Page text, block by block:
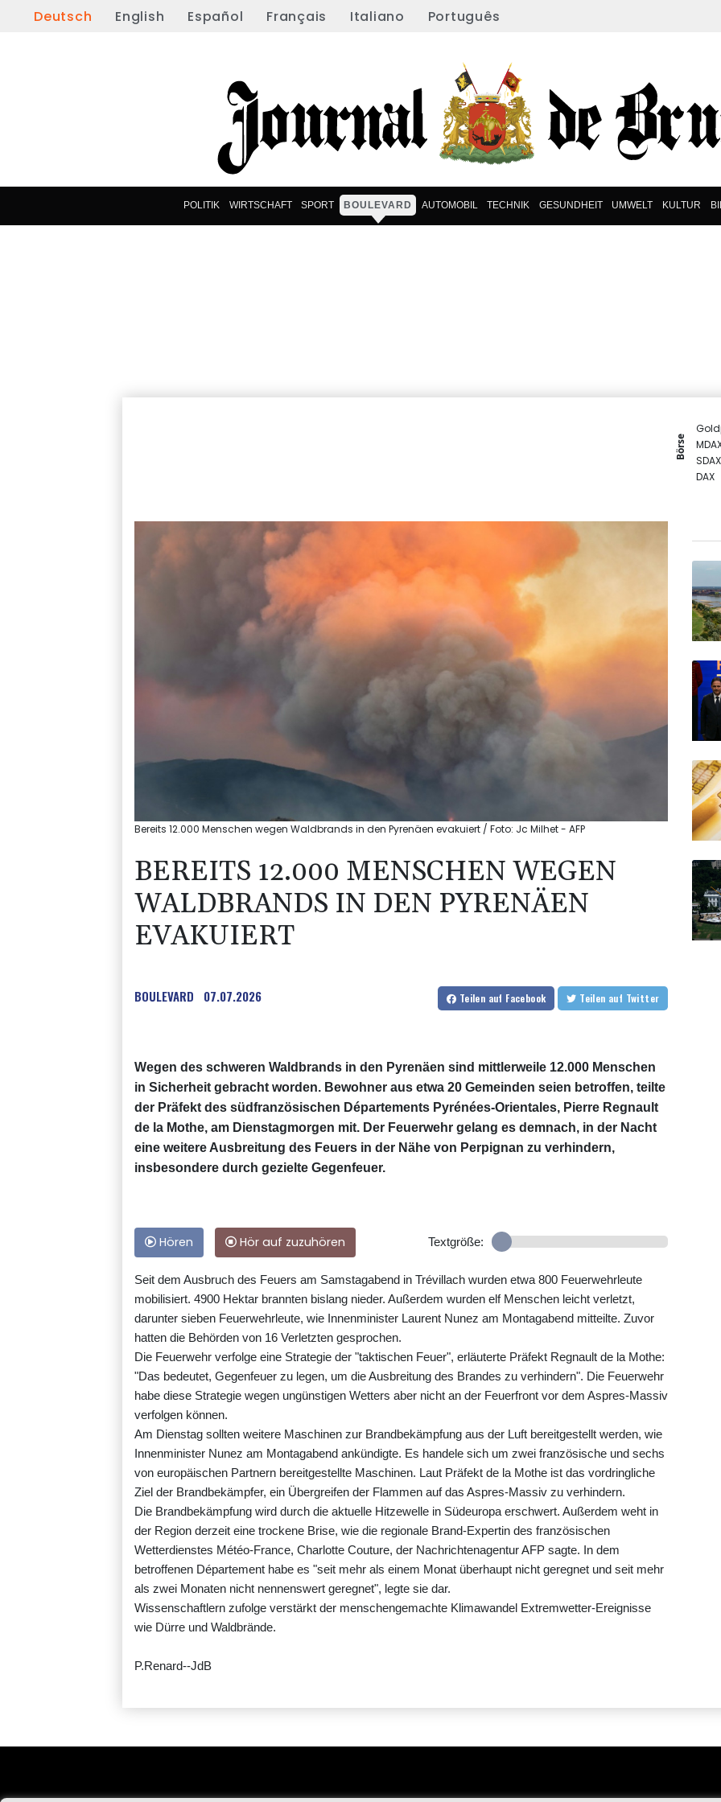
Deutsch English Español Français Italiano Português
POLITIK WIRTSCHAFT SPORT BOULEVARD AUTOMOBIL TECHNIK GESUNDHEIT UMWELT KULTUR
Börse
SDAX
DAX
Bereits 12.000 Menschen wegen Waldbrands in den Pyrenäen evakuiert / Foto: Jc Milhet - AFP
BEREITS 12.000 MENSCHEN WEGEN
WALDBRANDS IN DEN PYRENÄEN
EVAKUIERT
BOULEVARD 07.07.2026 Teilen auf Facebook Teilen auf Twitter
Wegen des schweren Waldbrands in den Pyrenäen sind mittlerweile 12.000 Menschen
in Sicherheit gebracht worden. Bewohner aus etwa 20 Gemeinden seien betroffen, teilte
der Präfekt des südfranzösischen Départements Pyrénées-Orientales, Pierre Regnault
de la Mothe, am Dienstagmorgen mit. Der Feuerwehr gelang es demnach, in der Nacht
eine weitere Ausbreitung des Feuers in der Nähe von Perpignan zu verhindern,
insbesondere durch gezielte Gegenfeuer.
Hören Hör auf zuzuhören Textgröße:
Seit dem Ausbruch des Feuers am Samstagabend in Trévillach wurden etwa 800 Feuerwehrleute
mobilisiert. 4900 Hektar brannten bislang nieder. Außerdem wurden elf Menschen leicht verletzt,
darunter sieben Feuerwehrleute, wie Innenminister Laurent Nunez am Montagabend mitteilte. Zuvor
hatten die Behörden von 16 Verletzten gesprochen.
Die Feuerwehr verfolge eine Strategie der "taktischen Feuer", erläuterte Präfekt Regnault de la Mothe:
"Das bedeutet, Gegenfeuer zu legen, um die Ausbreitung des Brandes zu verhindern". Die Feuerwehr
habe diese Strategie wegen ungünstigen Wetters aber nicht an der Feuerfront vor dem Aspres-Massiv
verfolgen können.
Am Dienstag sollten weitere Maschinen zur Brandbekämpfung aus der Luft bereitgestellt werden, wie
Innenminister Nunez am Montagabend ankündigte. Es handele sich um zwei französische und sechs
von europäischen Partnern bereitgestellte Maschinen. Laut Präfekt de la Mothe ist das vordringliche
Ziel der Brandbekämpfer, ein Übergreifen der Flammen auf das Aspres-Massiv zu verhindern.
Die Brandbekämpfung wird durch die aktuelle Hitzewelle in Südeuropa erschwert. Außerdem weht in
der Region derzeit eine trockene Brise, wie die regionale Brand-Expertin des französischen
Wetterdienstes Météo-France, Charlotte Couture, der Nachrichtenagentur AFP sagte. In dem
betroffenen Département habe es "seit mehr als einem Monat überhaupt nicht geregnet und seit mehr
als zwei Monaten nicht nennenswert geregnet", legte sie dar.
Wissenschaftlern zufolge verstärkt der menschengemachte Klimawandel Extremwetter-Ereignisse
wie Dürre und Waldbrände.
P.Renard--JdB